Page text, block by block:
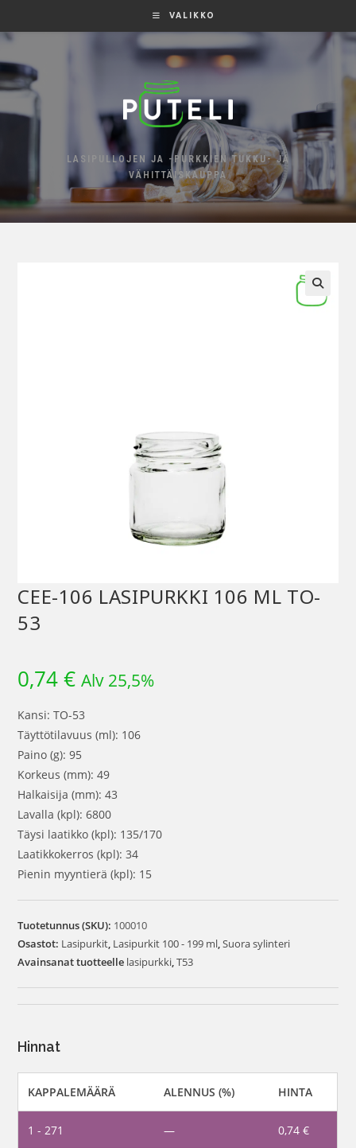
VALIKKO
LASIPULLOJEN JA -PURKKIEN TUKKU- JA
VÄHITTÄISKAUPPA
CEE-106 LASIPURKKI 106 ML TO-
53
0,74€ Alv 25,5%
Kansi: TO-53
Täyttötilavuus (ml): 106
Paino (g): 95
Korkeus (mm): 49
Halkaisija (mm): 43
Lavalla (kpl): 6800
Täysi laatikko (kpl): 135/170
Laatikkokerros (kpl): 34
Pienin myyntierä (kpl): 15
Tuotetunnus (SKU): 100010
Osastot: Lasipurkit, Lasipurkit 100 - 199 ml,Suora sylinteri
Avainsanat tuotteelle lasipurkki,T53
Hinnat
KAPPALEMÄÄRÄ ALENNUS (%) HINTA
1 - 271 — 0,74 €